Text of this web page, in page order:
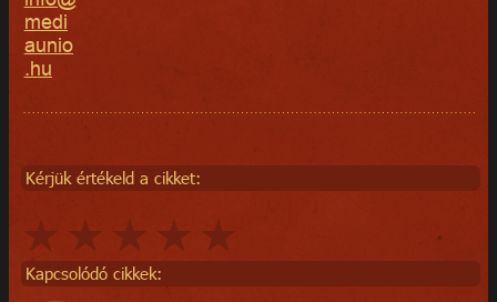
medi
aunio
.hu
Kérjük értékeld a cikket:
Kapcsolódó cikkek: